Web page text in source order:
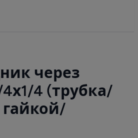
через
4х1/4 (трубка/
гайкой/